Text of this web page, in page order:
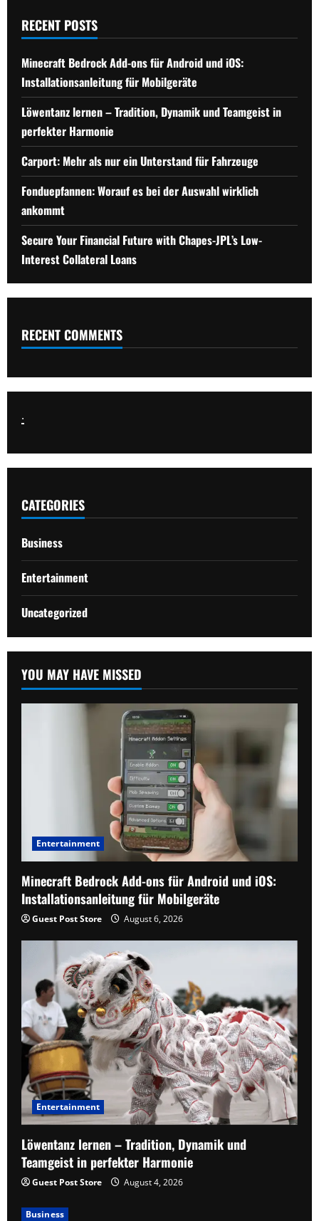
RECENT POSTS
Minecraft Bedrock Add-ons für Android und iOS:
Installationsanleitung für Mobilgeräte
Löwentanz lernen – Tradition, Dynamik und Teamgeist in
perfekter Harmonie
Carport: Mehr als nur ein Unterstand für Fahrzeuge
Fonduepfannen: Worauf es bei der Auswahl wirklich
ankommt
Secure Your Financial Future with Chapes-JPL’s Low-
Interest Collateral Loans
RECENT COMMENTS
.
CATEGORIES
Business
Entertainment
Uncategorized
YOU MAY HAVE MISSED
Entertainment
Minecraft Bedrock Add-ons für Android und iOS:
Installationsanleitung für Mobilgeräte
Guest Post Store August 6, 2026
Entertainment
Löwentanz lernen – Tradition, Dynamik und
Teamgeist in perfekter Harmonie
Guest Post Store August 4, 2026
Business